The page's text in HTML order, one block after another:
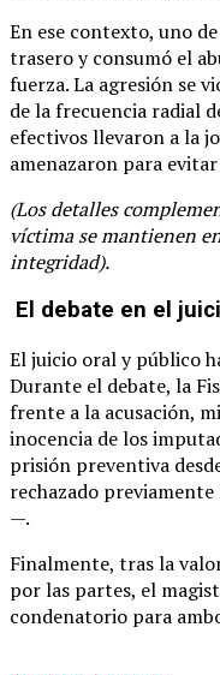
En ese contexto, uno
trasero y consumó el
fuerza. La agresión se
de la frecuencia radial
efectivos llevaron a la
amenazaron para
(Los detalles
víctima se mantienen
integridad).
El debate en el
El juicio oral y público
Durante el debate, la
frente a la acusación,
inocencia de los
prisión preventiva
rechazado
—.
Finalmente, tras la
por las partes, el
condenatorio para